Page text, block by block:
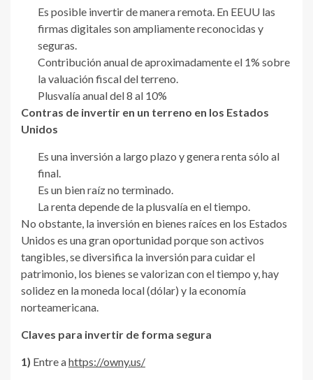
Es posible invertir de manera remota. En EEUU las
firmas digitales son ampliamente reconocidas y
seguras.
Contribución anual de aproximadamente el 1% sobre
la valuación fiscal del terreno.
Plusvalía anual del 8 al 10%
Contras de invertir en un terreno en los Estados
Unidos
Es una inversión a largo plazo y genera renta sólo al
final.
Es un bien raíz no terminado.
La renta depende de la plusvalía en el tiempo.
No obstante, la inversión en bienes raíces en los Estados
Unidos es una gran oportunidad porque son activos
tangibles, se diversifica la inversión para cuidar el
patrimonio, los bienes se valorizan con el tiempo y, hay
solidez en la moneda local (dólar) y la economía
norteamericana.
Claves para invertir de forma segura
1) Entre ahttps://owny.us/